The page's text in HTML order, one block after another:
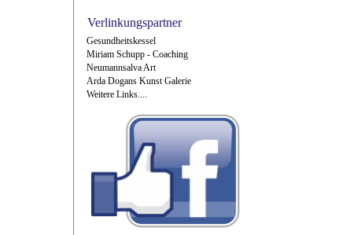
Verlinkungspartner
Gesundheitskessel
Miriam Schupp - Coaching
Neumannsalva Art
Arda Dogans Kunst Galerie
Weitere Links....